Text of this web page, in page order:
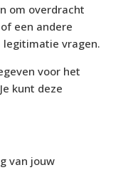
om overdracht
een andere
legitimatie vragen.
voor het
kunt deze
van jouw